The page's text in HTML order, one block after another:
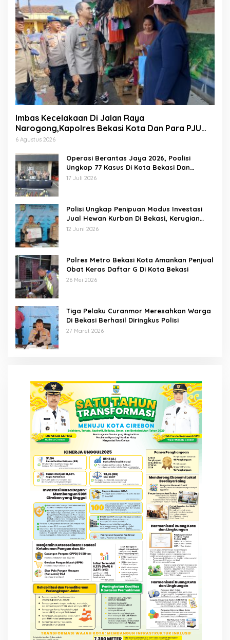
Imbas Kecelakaan Di Jalan Raya
Narogong,Kapolres Bekasi Kota Dan Para PJU
Tinjau TPST Bantargebang
6 Agustus 2026
Operasi Berantas Jaya 2026, Poolisi
Ungkap 77 Kasus Di Kota Bekasi Dan
Amankan 69 Pelaku
17 Juli 2026
Polisi Ungkap Penipuan Modus Investasi
Jual Hewan Kurban Di Bekasi, Kerugian
Hampir 1 Miliar
12 Juni 2026
Polres Metro Bekasi Kota Amankan Penjual
Obat Keras Daftar G Di Kota Bekasi
26 Mei 2026
Tiga Pelaku Curanmor Meresahkan Warga
Di Bekasi Berhasil Diringkus Polisi
27 Maret 2026